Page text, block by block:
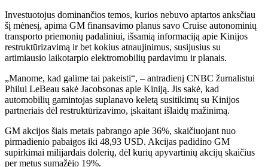
Investuotojus dominančios temos, kurios nebuvo aptartos anksčiau
šį mėnesį, apima GM finansavimo planus savo Cruise autonominių
transporto priemonių padaliniui, išsamią informaciją apie Kinijos
restruktūrizavimą ir bet kokius atnaujinimus, susijusius su
artimiausio laikotarpio elektromobilių pardavimu ir planais.
„Manome, kad galime tai pakeisti“, – antradienį CNBC žurnalistui
Philui LeBeau sakė Jacobsonas apie Kiniją. Jis sakė, kad
automobilių gamintojas suplanavo keletą susitikimų su Kinijos
partneriais dėl restruktūrizavimo, įskaitant išlaidų mažinimą.
GM akcijos šiais metais pabrango apie 36%, skaičiuojant nuo
pirmadienio pabaigos iki 48,93 USD. Akcijas padidino GM
supirkimai milijardais dolerių, dėl kurių apyvartinių akcijų skaičius
per metus sumažėjo 19%.